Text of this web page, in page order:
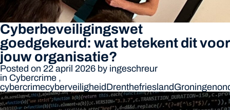
Cyberbeveiligingswet
goedgekeurd: wat betekent dit voor
jouw organisatie?
Posted on 22 april 2026 by ingeschreur
in Cybercrime ,
cybercrimecyberveiligheidDrenthefrieslandGroningen